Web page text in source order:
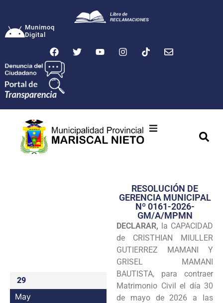
Munimoq
Digital
Transparencia
Seguridad
Programas
29
May
RESOLUCIÓN DE
GERENCIA MUNICIPAL
Nº 0161-2026-
GM/A/MPMN
DECLARAR, la CAPACIDAD
de CRISTHIAN MIULLER
GUTIERREZ MAMANI Y
GRISEL MAMANI
BAUTISTA, para contraer
Matrimonio Civil el día 30
de mayo de 2026 a las